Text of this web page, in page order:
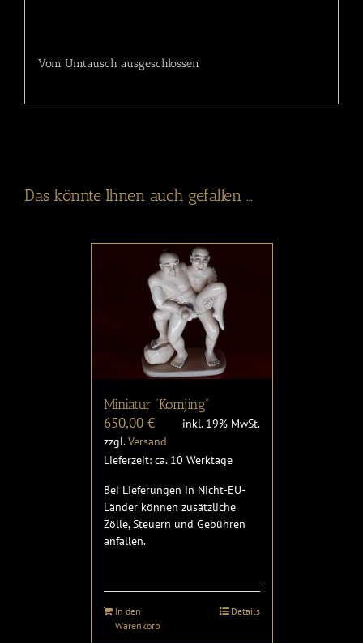
Vom Umtausch ausgeschlossen
Das könnte Ihnen auch gefallen …
Miniatur “Komjing”
650,00 €
inkl. 19% MwSt.
zzgl.Versand
Lieferzeit: ca. 10 Werktage
Bei Lieferungen in Nicht-EU-
Länder können zusätzliche
Zölle, Steuern und Gebühren
anfallen.
In den
Warenkorb
Details